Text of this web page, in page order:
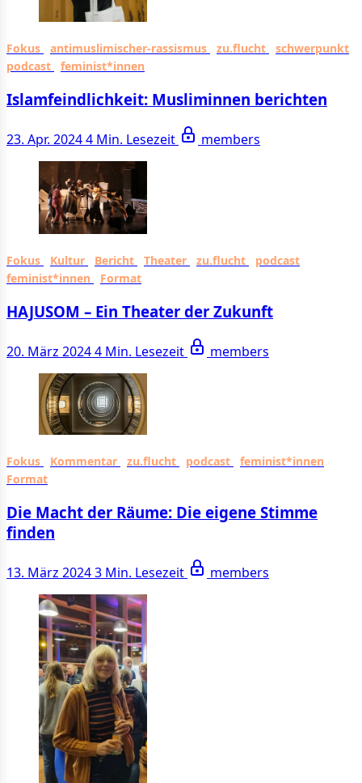
Fokus antimuslimischer-rassismus zu.flucht
schwerpunkt
podcast
feminist*innen
Islamfeindlichkeit: Musliminnen berichten
23. Apr. 20244 Min. Lesezeit members
Fokus Kultur Bericht Theater zu.flucht
podcast
feminist*innen
Format
HAJUSOM – Ein Theater der Zukunft
20. März 20244 Min. Lesezeit members
Fokus Kommentar zu.flucht podcast
feminist*innen
Format
Die Macht der Räume: Die eigene Stimme
finden
13. März 20243 Min. Lesezeit members